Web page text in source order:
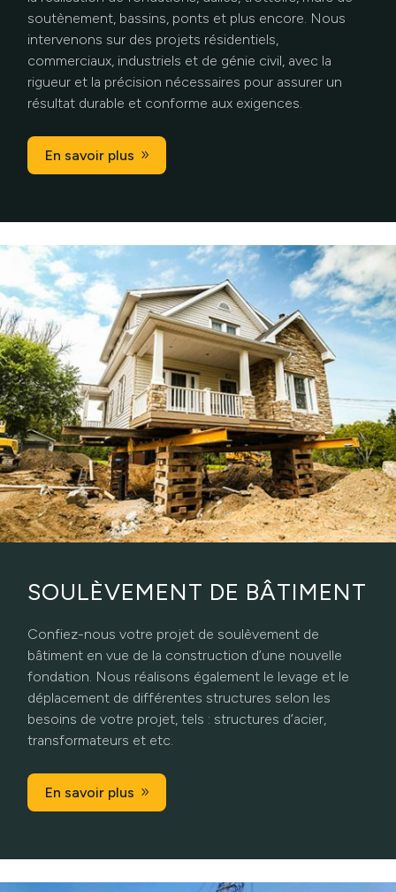
soutènement, bassins, ponts et plus encore. Nous
intervenons sur des projets résidentiels,
commerciaux, industriels et de génie civil, avec la
rigueur et la précision nécessaires pour assurer un
résultat durable et conforme aux exigences.
En savoir plus
SOULÈVEMENT DE BÂTIMENT
Confiez-nous votre projet de soulèvement de
bâtiment en vue de la construction d’une nouvelle
fondation. Nous réalisons également le levage et le
déplacement de différentes structures selon les
besoins de votre projet, tels : structures d’acier,
transformateurs et etc.
En savoir plus